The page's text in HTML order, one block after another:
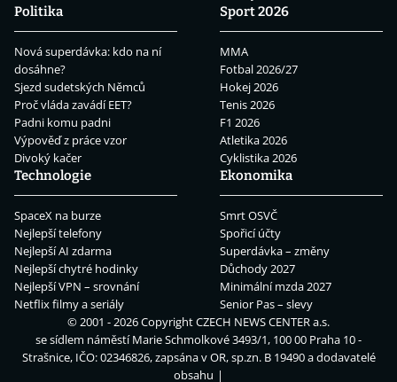
Politika
Nová superdávka: kdo na ní
dosáhne?
Sjezd sudetských Němců
Proč vláda zavádí EET?
Padni komu padni
Výpověď z práce vzor
Divoký kačer
Sport 2026
MMA
Fotbal 2026/27
Hokej 2026
Tenis 2026
F1 2026
Atletika 2026
Cyklistika 2026
Technologie
SpaceX na burze
Nejlepší telefony
Nejlepší AI zdarma
Nejlepší chytré hodinky
Nejlepší VPN – srovnání
Netflix filmy a seriály
Ekonomika
Smrt OSVČ
Spořicí účty
Superdávka – změny
Důchody 2027
Minimální mzda 2027
Senior Pas – slevy
© 2001 - 2026 CopyrightCZECH NEWS CENTER a.s.
se sídlem náměstí Marie Schmolkové 3493/1, 100 00 Praha 10 -
Strašnice, IČO: 02346826, zapsána v OR, sp.zn. B 19490 a dodavatelé
obsahu